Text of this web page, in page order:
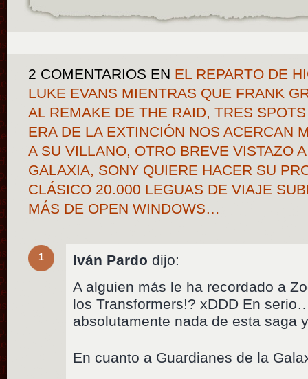
2 COMENTARIOS EN EL REPARTO DE
LUKE EVANS MIENTRAS QUE FRANK
AL REMAKE DE THE RAID, TRES
ERA DE LA EXTINCIÓN NOS ACERCAN
A SU VILLANO, OTRO BREVE VISTAZO
GALAXIA, SONY QUIERE HACER SU
CLÁSICO 20.000 LEGUAS DE VIAJE
MÁS DE OPEN WINDOWS…
1 Iván Pardo dijo:
A alguien más le ha recordado a
los Transformers!? xDDD En
absolutamente nada de esta saga
En cuanto a Guardianes de la